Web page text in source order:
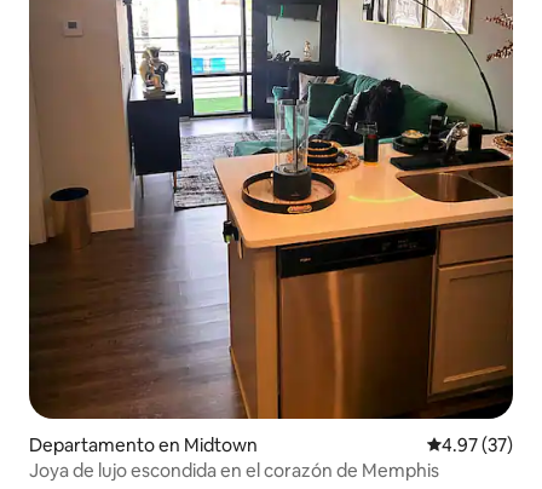
Departamento en Midtown Calificación
4.97 (37)
Joya de lujo escondida en el corazón de Memphis